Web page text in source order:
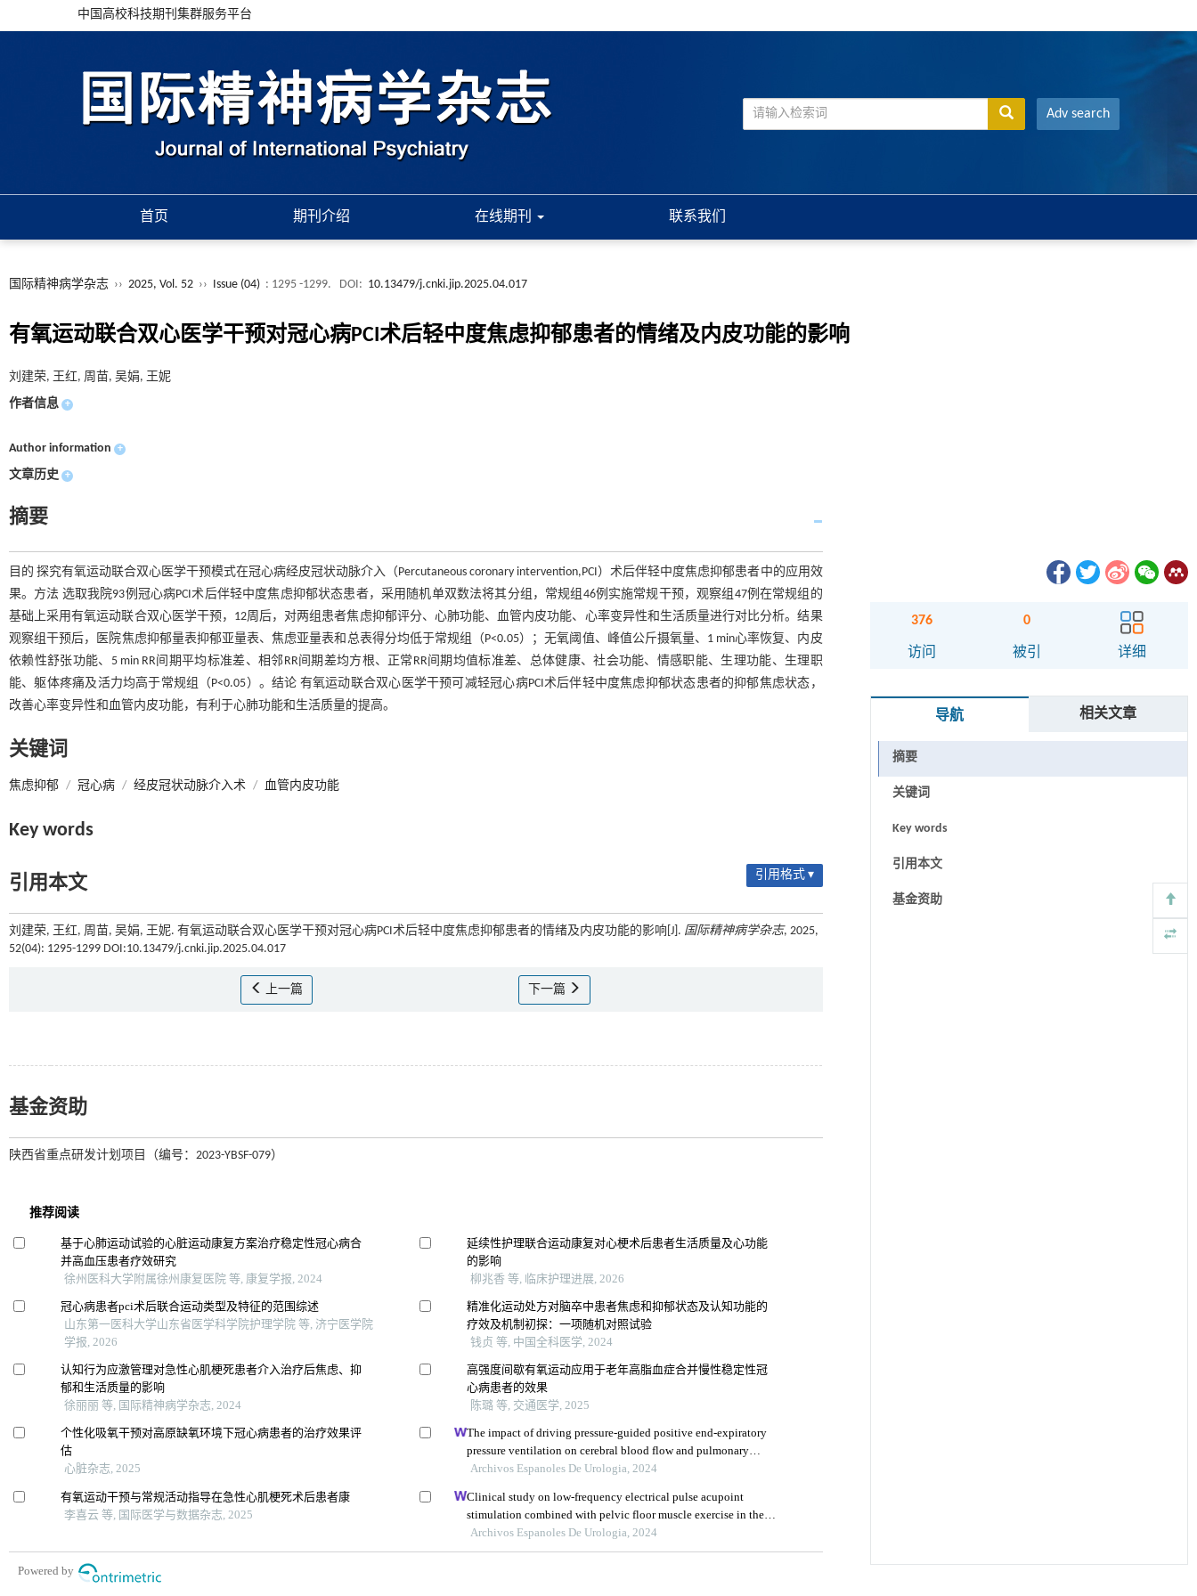
中国高校科技期刊集群服务平台
Adv search
首页 期刊介绍 在线期刊 联系我们
国际精神病学杂志 ›› 2025, Vol. 52 ›› Issue (04) : 1295 -1299. DOI: 10.13479/j.cnki.jip.2025.04.017
有氧运动联合双心医学干预对冠心病PCI术后轻中度焦虑抑郁患者的情绪及内皮功能的影响
刘建荣, 王红, 周苗, 吴娟, 王妮
作者信息 +
Author information +
文章历史 +
摘要
目的 探究有氧运动联合双心医学干预模式在冠心病经皮冠状动脉介入（Percutaneous coronary intervention,PCI）术后伴轻中度焦虑抑郁患者中的应用效
果。方法 选取我院93例冠心病PCI术后伴轻中度焦虑抑郁状态患者，采用随机单双数法将其分组，常规组46例实施常规干预，观察组47例在常规组的
基础上采用有氧运动联合双心医学干预，12周后，对两组患者焦虑抑郁评分、心肺功能、血管内皮功能、心率变异性和生活质量进行对比分析。结果
观察组干预后，医院焦虑抑郁量表抑郁亚量表、焦虑亚量表和总表得分均低于常规组（P<0.05）；无氧阈值、峰值公斤摄氧量、1 min心率恢复、内皮
依赖性舒张功能、5 min RR间期平均标准差、相邻RR间期差均方根、正常RR间期均值标准差、总体健康、社会功能、情感职能、生理功能、生理职
能、躯体疼痛及活力均高于常规组（P<0.05）。结论 有氧运动联合双心医学干预可减轻冠心病PCI术后伴轻中度焦虑抑郁状态患者的抑郁焦虑状态，
改善心率变异性和血管内皮功能，有利于心肺功能和生活质量的提高。
关键词
焦虑抑郁 / 冠心病 / 经皮冠状动脉介入术 / 血管内皮功能
Key words
引用本文 引用格式 ▾
刘建荣, 王红, 周苗, 吴娟, 王妮. 有氧运动联合双心医学干预对冠心病PCI术后轻中度焦虑抑郁患者的情绪及内皮功能的影响[J]. 国际精神病学杂志, 2025,
52(04): 1295-1299 DOI:10.13479/j.cnki.jip.2025.04.017
上一篇 下一篇
基金资助
陕西省重点研发计划项目（编号：2023-YBSF-079）
376
访问
0
被引 详细
导航 相关文章
摘要
关键词
Key words
引用本文
基金资助